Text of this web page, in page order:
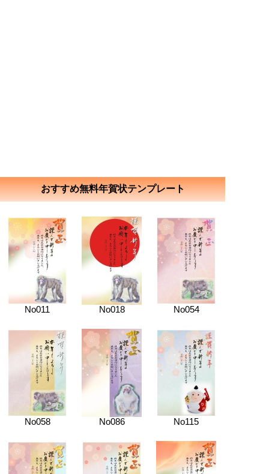
おすすめ無料年賀状テンプレート
No011 No018 No054
No058 No086 No115